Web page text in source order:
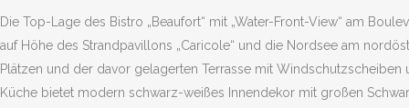
Die Top-Lage des Bistro „Beaufort“ mit „Water-Front-View“ am
auf Höhe des Strandpavillons „Caricole“ und die Nordsee am
Plätzen und der davor gelagerten Terrasse mit
Küche bietet modern schwarz-weißes Innendekor mit großen